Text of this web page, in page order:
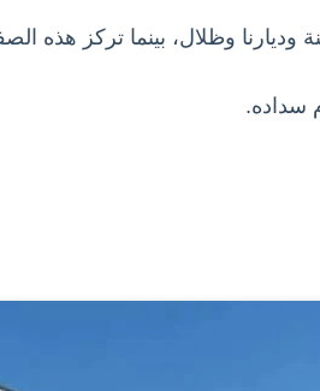
وديارنا وظلال، بينما تركز هذه
سداده.